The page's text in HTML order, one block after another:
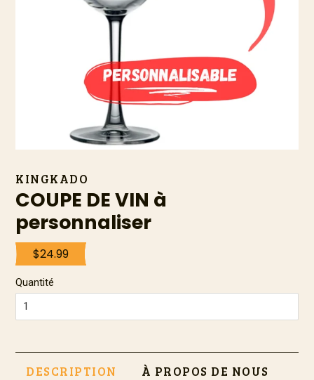
KINGKADO
COUPE DE VIN à
personnaliser
Prix
régulier
$24.99
Quantité
DESCRIPTION À PROPOS DE NOUS